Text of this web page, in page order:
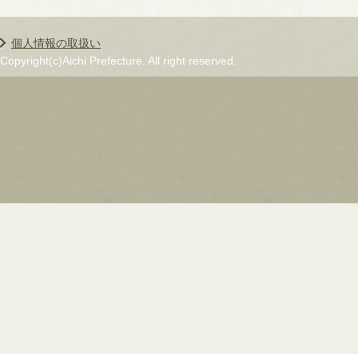
個人情報の取扱い
Copyright(c)Aichi Prefecture. All right reserved.